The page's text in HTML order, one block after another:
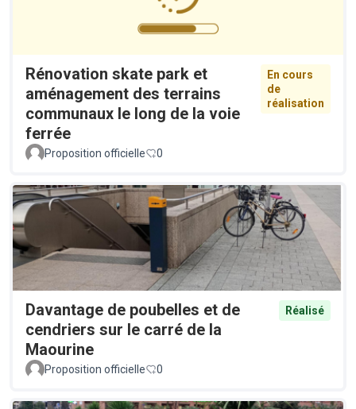
Rénovation skate park et
aménagement des terrains
communaux le long de la voie
ferrée
En cours
de
réalisation
Proposition officielle 0
Davantage de poubelles et de
cendriers sur le carré de la
Maourine
Réalisé
Proposition officielle 0